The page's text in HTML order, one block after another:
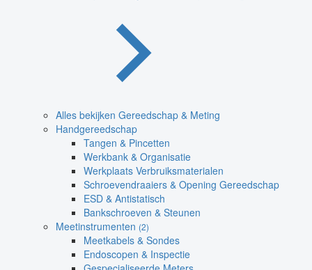
Alles bekijken Gereedschap & Meting
Handgereedschap
Tangen & Pincetten
Werkbank & Organisatie
Werkplaats Verbruiksmaterialen
Schroevendraaiers & Opening Gereedschap
ESD & Antistatisch
Bankschroeven & Steunen
Meetinstrumenten (2)
Meetkabels & Sondes
Endoscopen & Inspectie